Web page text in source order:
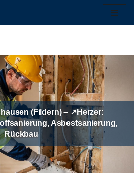
(Fildern) – ↗️Herzer:
Asbestsanierung,
Rückbau